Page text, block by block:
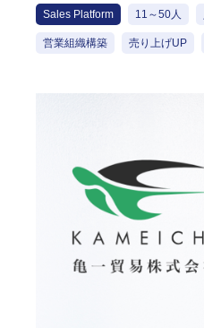
Sales Platform 11～50人
営業組織構築 売り上げUP